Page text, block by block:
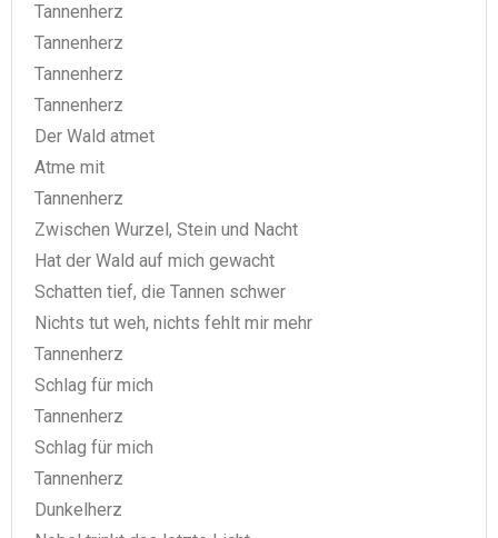
Tannenherz
Tannenherz
Tannenherz
Tannenherz
Der Wald atmet
Atme mit
Tannenherz
Zwischen Wurzel, Stein und Nacht
Hat der Wald auf mich gewacht
Schatten tief, die Tannen schwer
Nichts tut weh, nichts fehlt mir mehr
Tannenherz
Schlag für mich
Tannenherz
Schlag für mich
Tannenherz
Dunkelherz